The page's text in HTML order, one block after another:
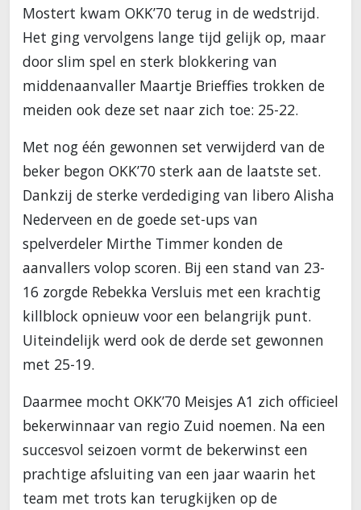
Mostert kwam OKK’70 terug in de wedstrijd.
Het ging vervolgens lange tijd gelijk op, maar
door slim spel en sterk blokkering van
middenaanvaller Maartje Brieffies trokken de
meiden ook deze set naar zich toe: 25-22.
Met nog één gewonnen set verwijderd van de
beker begon OKK’70 sterk aan de laatste set.
Dankzij de sterke verdediging van libero Alisha
Nederveen en de goede set-ups van
spelverdeler Mirthe Timmer konden de
aanvallers volop scoren. Bij een stand van 23-
16 zorgde Rebekka Versluis met een krachtig
killblock opnieuw voor een belangrijk punt.
Uiteindelijk werd ook de derde set gewonnen
met 25-19.
Daarmee mocht OKK’70 Meisjes A1 zich officieel
bekerwinnaar van regio Zuid noemen. Na een
succesvol seizoen vormt de bekerwinst een
prachtige afsluiting van een jaar waarin het
team met trots kan terugkijken op de